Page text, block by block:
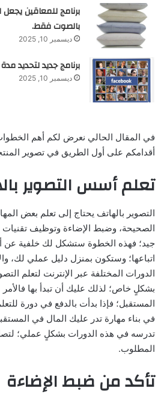
برنامج للمعاقين يجعل
بالصوت فقط.
ديسمبر 10, 2025
برنامج جديد لتحديد
ديسمبر 10, 2025
في المقال الحالي نعرض لكم أهم
أقدامكم على أول الطريق في تصوير
تعلم أسس التصوير
التصوير بالهاتف يحتاج إلى تعلم بعض
الصحيحة، وضبط الإضاءة وتوظيف تقنيات
جيد؛ فهذه الخطوة ستشكل لك خلفية عن
اتباعها؛ وستكون بمنزل دليل عملي لك،
الدورات المختلفة عبر الإنترنت لتعلم
بشكلٍ خاص؛ لذلك عليك أن تبدأ بها
المستقبل؛ فإذا بدأت بالدفع في دورة
في بناء مهارة تدر عليك المال في
تدرسه في هذه الدورات بشكلٍ عملي؛
المطلوب.
تأكد من ضبط الإضاءة